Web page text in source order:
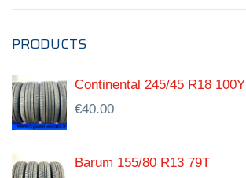
PRODUCTS
Continental 245/45 R18 100Y
€40.00
Barum 155/80 R13 79T